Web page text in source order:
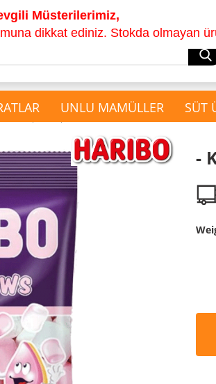
Müsterilerimiz,
dikkat ediniz. Stokda olmayan
UNLU MAMÜLLER SÜT
show Hediyesepeti
Çay Seti
Hediyesepeti
»
-